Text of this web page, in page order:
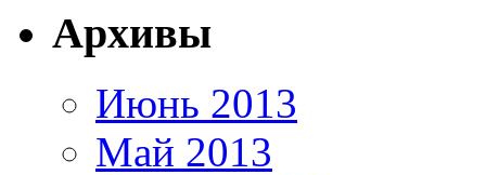
Архивы
Июнь 2013
Май 2013